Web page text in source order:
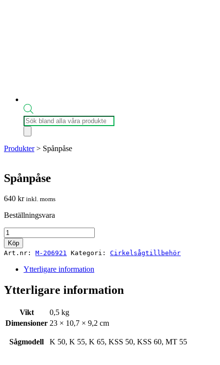
Produktsökning
Produkter> Spånpåse
Spånpåse
640 kr inkl. moms
Beställningsvara
Spånpåse
mängd
Köp
Art.nr: M-206921 Kategori: Cirkelsågtillbehör
Ytterligare information
Ytterligare information
Vikt
0,5 kg
Dimensioner 23 × 10,7 × 9,2 cm
Sågmodell K 50, K 55, K 65, KSS 50, KSS 60, MT 55